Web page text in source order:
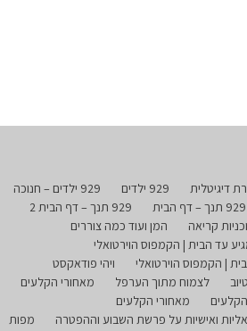
929 ילדים
929 ילדים – חנוכה
929 תנך – דף הבית
929 תנך – דף הבית 2
קריאה
המן ועוד כמה צוררים
עד הבית | הקמפוס הוירטואלי
| הקמפוס הוירטואלי
ויהי פודאקסט
לצמוח מתוך הערפל
מאחורי הקלעים
מאחורי הקלעים
ואישיות על פרשת השבוע וההפטרה
מפות